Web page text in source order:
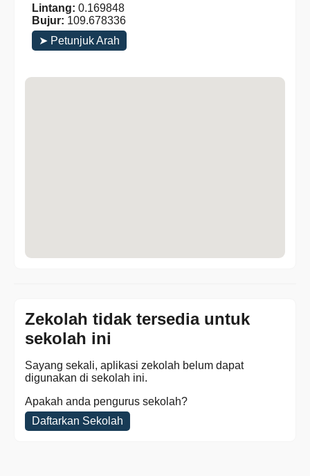
Lintang: 0.169848
Bujur: 109.678336
➤ Petunjuk Arah
Zekolah tidak tersedia untuk
sekolah ini
Sayang sekali, aplikasi zekolah belum dapat
digunakan di sekolah ini.
Apakah anda pengurus sekolah?
Daftarkan Sekolah